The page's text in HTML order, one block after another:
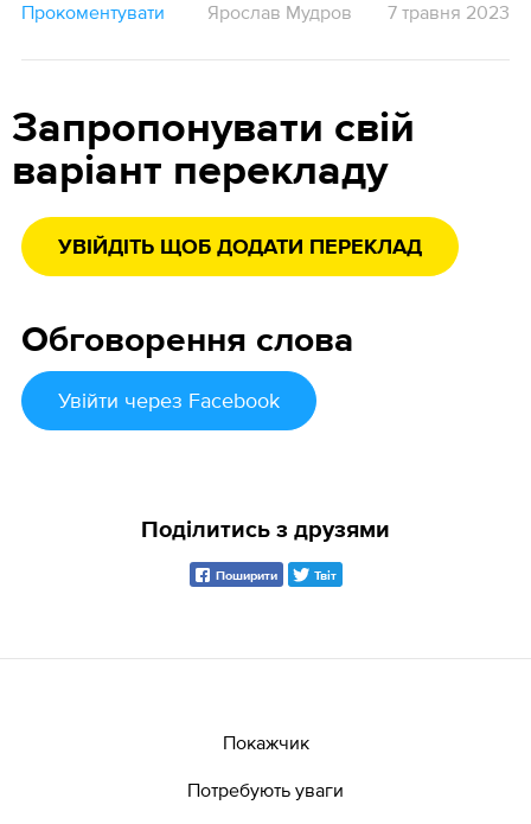
Прокоментувати Ярослав Мудров 7 травня 2023
Запропонувати свій
варіант перекладу
УВІЙДІТЬ ЩОБ ДОДАТИ ПЕРЕКЛАД
Обговорення слова
Увійти через Facebook
Поділитись з друзями
Поширити Твіт
Покажчик
Потребують уваги